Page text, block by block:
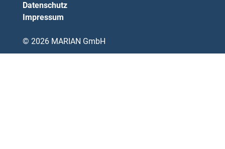
Datenschutz
Impressum
© 2026 MARIAN GmbH